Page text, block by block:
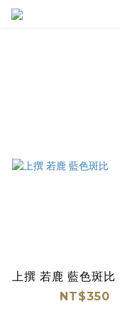
上撰 若鹿 藍色斑比
NT$350